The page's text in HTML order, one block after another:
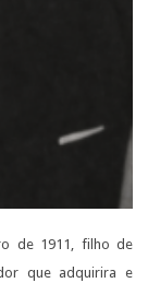
de 1911, filho de
que adquirira e